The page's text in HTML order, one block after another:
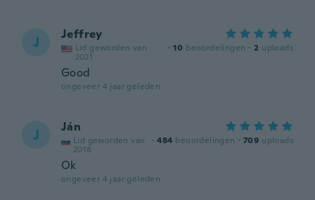
J Jeffrey
Lid geworden van
2021
· 10 beoordelingen · 2 uploads
Good
ongeveer 4 jaar geleden
J Ján
Lid geworden van
2018
· 484 beoordelingen · 709 uploads
Ok
ongeveer 4 jaar geleden